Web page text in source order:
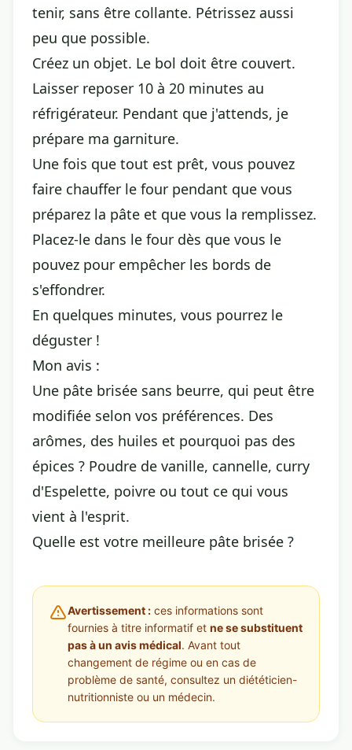
tenir, sans être collante. Pétrissez aussi
peu que possible.
Créez un objet. Le bol doit être couvert.
Laisser reposer 10 à 20 minutes au
réfrigérateur. Pendant que j'attends, je
prépare ma garniture.
Une fois que tout est prêt, vous pouvez
faire chauffer le four pendant que vous
préparez la pâte et que vous la remplissez.
Placez-le dans le four dès que vous le
pouvez pour empêcher les bords de
s'effondrer.
En quelques minutes, vous pourrez le
déguster !
Mon avis :
Une pâte brisée sans beurre, qui peut être
modifiée selon vos préférences. Des
arômes, des huiles et pourquoi pas des
épices ? Poudre de vanille, cannelle, curry
d'Espelette, poivre ou tout ce qui vous
vient à l'esprit.
Quelle est votre meilleure pâte brisée ?
Avertissement : ces informations sont
fournies à titre informatif et ne se substituent
pas à un avis médical. Avant tout
changement de régime ou en cas de
problème de santé, consultez un diététicien-
nutritionniste ou un médecin.